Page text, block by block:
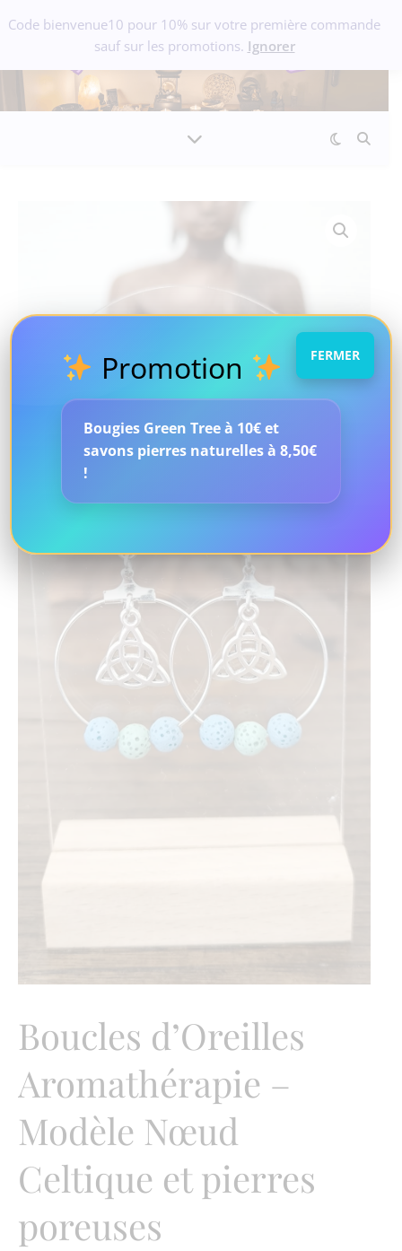
Code bienvenue10 pour 10% sur votre première commande
sauf sur les promotions. Ignorer
Boucles d’Oreilles
Aromathérapie –
Modèle Nœud
Celtique et pierres
poreuses
Promotion
Bougies Green Tree à 10€ et
savons pierres naturelles à 8,50€
!
FERMER